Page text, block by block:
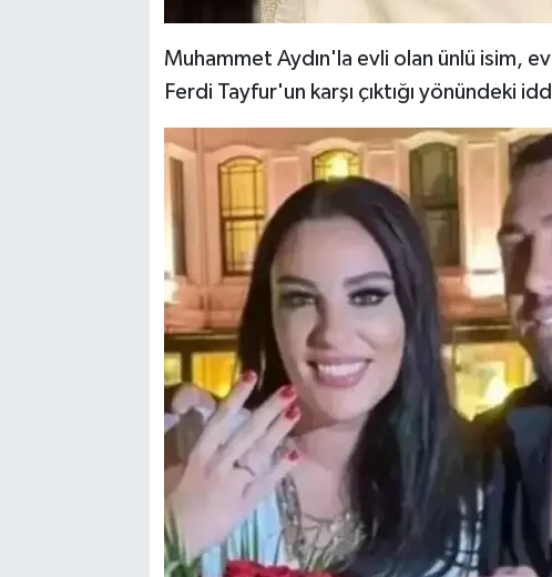
Muhammet Aydın'la evli olan ünlü isim,
Ferdi Tayfur'un karşı çıktığı yönündeki